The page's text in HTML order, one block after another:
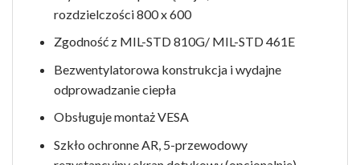
rozdzielczości 800 x 600
Zgodność z MIL-STD 810G/ MIL-STD 461E
Bezwentylatorowa konstrukcja i wydajne
odprowadzanie ciepła
Obsługuje montaż VESA
Szkło ochronne AR, 5-przewodowy